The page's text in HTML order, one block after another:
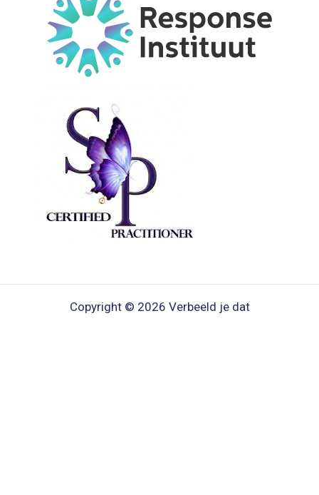
Copyright © 2026 Verbeeld je dat